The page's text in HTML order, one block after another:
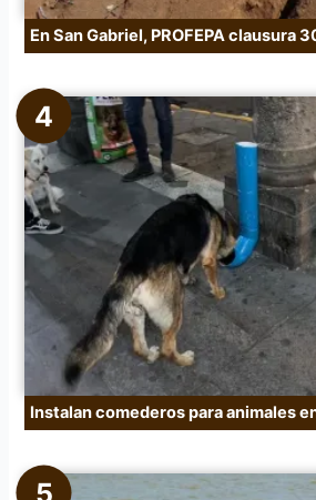
En San Gabriel, PROFEPA clausura
Instalan comederos para animales